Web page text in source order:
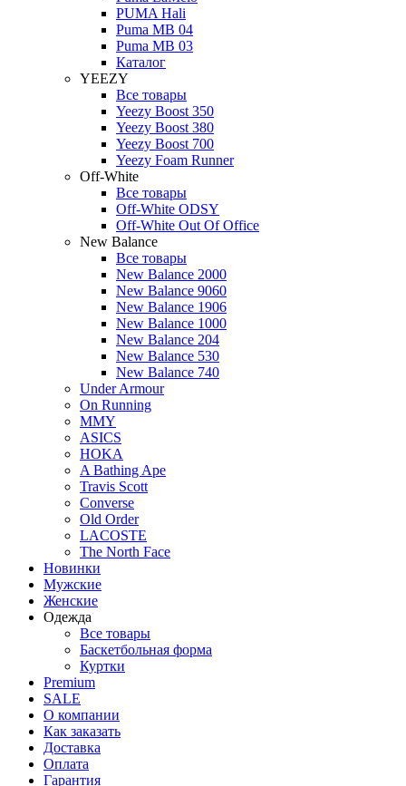
PUMA Hali
Puma MB 04
Puma MB 03
Каталог
YEEZY
Все товары
Yeezy Boost 350
Yeezy Boost 380
Yeezy Boost 700
Yeezy Foam Runner
Off-White
Все товары
Off-White ODSY
Off-White Out Of Office
New Balance
Все товары
New Balance 2000
New Balance 9060
New Balance 1906
New Balance 1000
New Balance 204
New Balance 530
New Balance 740
Under Armour
On Running
MMY
ASICS
HOKA
A Bathing Ape
Travis Scott
Converse
Old Order
LACOSTE
The North Face
Новинки
Мужские
Женские
Одежда
Все товары
Баскетбольная форма
Куртки
Premium
SALE
О компании
Как заказать
Доставка
Оплата
Гарантия